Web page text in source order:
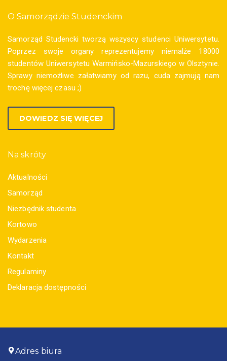
O Samorządzie Studenckim
Samorząd Studencki tworzą wszyscy studenci Uniwersytetu.
Poprzez swoje organy reprezentujemy niemalże 18000
studentów Uniwersytetu Warmińsko-Mazurskiego w Olsztynie.
Sprawy niemożliwe załatwiamy od razu, cuda zajmują nam
trochę więcej czasu ;)
DOWIEDZ SIĘ WIĘCEJ
Na skróty
Aktualności
Samorząd
Niezbędnik studenta
Kortowo
Wydarzenia
Kontakt
Regulaminy
Deklaracja dostępności
Adres biura